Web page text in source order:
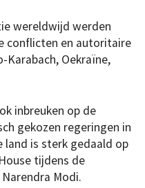
wereldwijd werden
conflicten en autoritaire
Karabach, Oekraïne,
inbreuken op de
gekozen regeringen in
land is sterk gedaald op
tijdens de
Modi.